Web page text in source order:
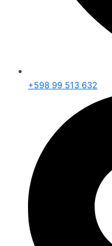
+598 99 513 632